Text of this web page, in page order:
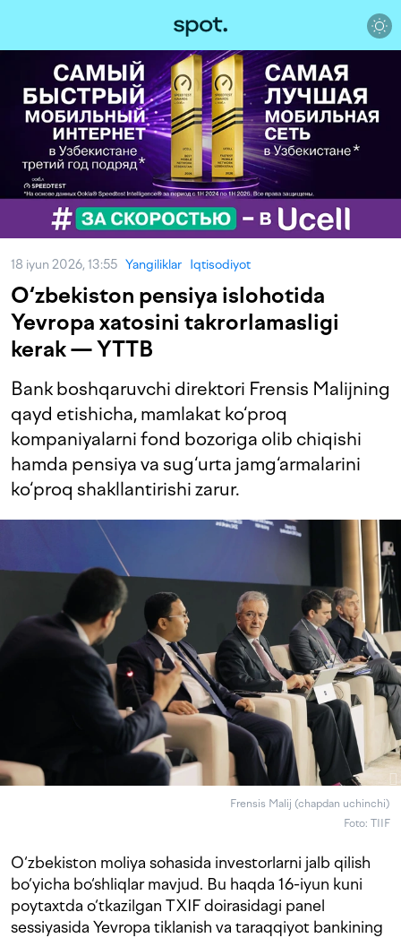
18 iyun 2026, 13:55 Yangiliklar Iqtisodiyot
O‘zbekiston pensiya islohotida
Yevropa xatosini takrorlamasligi
kerak — YTTB
Bank boshqaruvchi direktori Frensis Malijning
qayd etishicha, mamlakat ko‘proq
kompaniyalarni fond bozoriga olib chiqishi
hamda pensiya va sug‘urta jamg‘armalarini
ko‘proq shakllantirishi zarur.
Frensis Malij (chapdan uchinchi)
Foto: TIIF
O‘zbekiston moliya sohasida investorlarni jalb qilish
bo‘yicha bo‘shliqlar mavjud. Bu haqda 16-iyun kuni
poytaxtda o‘tkazilgan TXIF doirasidagi panel
sessiyasida Yevropa tiklanish va taraqqiyot bankining